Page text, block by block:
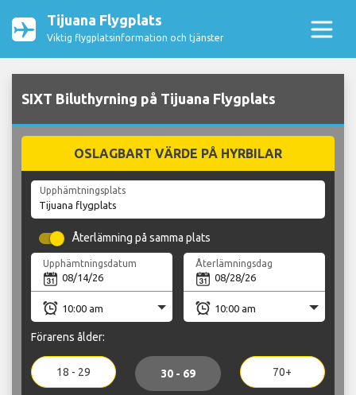
Tijuana Flygplats
Viktig flygplatsinformation och tjänster
SIXT Biluthyrning på Tijuana Flygplats
OSLAGBART VÄRDE PÅ HYRBILAR
Upphämtningsplats
Återlämning på samma plats
Upphämtningsdatum Återlämningsdag
Förarens ålder:
18 - 29 30 - 69 70+